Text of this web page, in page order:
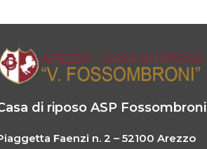
di riposo ASP Fossombroni
Faenzi n. 2 – 52100 Arezzo